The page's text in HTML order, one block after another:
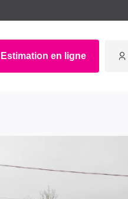
Estimation en ligne